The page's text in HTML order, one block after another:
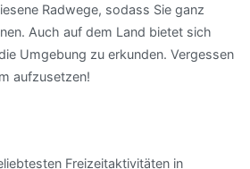
Radwege, sodass Sie ganz
Auch auf dem Land bietet sich
Umgebung zu erkunden. Vergessen
aufzusetzen!
Freizeitaktivitäten in